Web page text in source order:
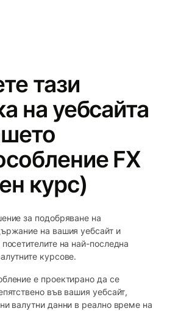
тази
на уебсайта
FX
курс)
за подобряване на
на вашия уебсайт и
на най-последна
курсове.
е проектирано да се
във вашия уебсайт,
валутни данни в реално време на